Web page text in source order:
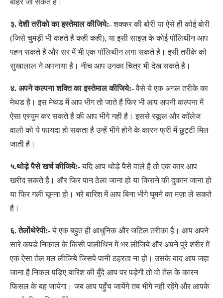
बाहर जा सकते है।
३. देशी तरीको का इस्तेमाल कीजिये:-शक्कर की बोरी या ऐसे ही कोई बोरी
(जिसे चुमड़ी भी कहते है कही कही), या इसी साइज़ के कोई पॉलिथीन आप
पहन सकते है और सर में भी एक पॉलिथीन लगा सकते है। इसी तरीके को
सुखालाल ने अपनाया है। नीच आप उनका चित्र भी देख सकते है।
४. अपने कल्पना शक्ति का इस्तेमाल कीजिये:-वैसे ये एक अगल तरीके का
मेथड है। इस मेथड में आप भीग तो जाते है फिर भी आप अपनी कल्पना में
ऐसा एस्युम कर सकते है की आप भीगे नही है। इससे स्कूल और कॉलेज
वालो को ये फायदा हो सकता है उन्हें भीगे होने के कारन फ्री में छुट्टी मिल
जाती है।
५.थोड़े पैसे खर्च कीजिये:-यदि आप थोड़े पैसे वाले है तो एक कार आप
खरीद सकते है। और फिर पान ठेला जाना हो या किराने की दुकान जाना हो
या फिर गली घूमना हो। भरे बारिश में आप बिना भीगे घुमने का मज़ा ले सकते
है।
६. तेलोंथेरेपी:-ये एक बहुत ही आधुनिक और जटिल तरीका है। आप अपने
सारे कपडे निकाल के किसी पालीथिन में भर लीजिये और अपने पुरे शरीर में
एक ऐसा तेल मल लीजिये जिसपे पानी ठहरता ना हो। उसके बाद आप जहा
जाना है निकल पड़िए बारिश की बुँदे आप पर पड़ेगी तो वो तेल के कारन
फिसल के बह जायेगा। जब आप पहुँच जायेंगे तब भीगे नही रहेंगे और आपके